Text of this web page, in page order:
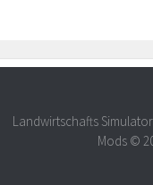
Landwirtschafts
Mods ©